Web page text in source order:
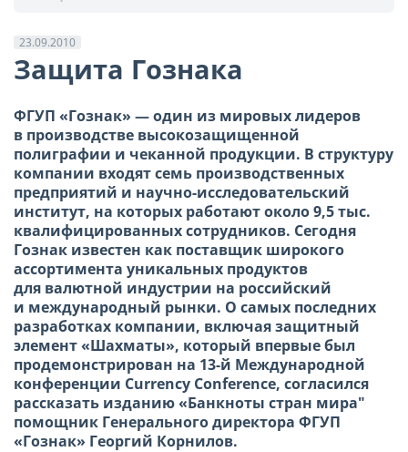
23.09.2010
Защита Гознака
ФГУП «Гознак» — один из мировых лидеров
в производстве высокозащищенной
полиграфии и чеканной продукции. В структуру
компании входят семь производственных
предприятий и научно-исследовательский
институт, на которых работают около 9,5 тыс.
квалифицированных сотрудников. Сегодня
Гознак известен как поставщик широкого
ассортимента уникальных продуктов
для валютной индустрии на российский
и международный рынки. О самых последних
разработках компании, включая защитный
элемент «Шахматы», который впервые был
продемонстрирован на 13-й Международной
конференции Currency Conference, согласился
рассказать изданию «Банкноты стран мира"
помощник Генерального директора ФГУП
«Гознак» Георгий Корнилов.